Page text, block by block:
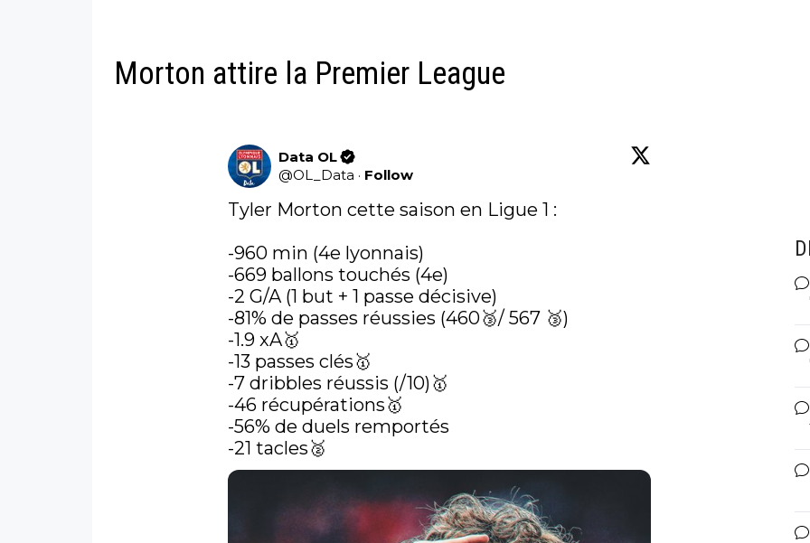
Morton attire la Premier League
Data OL
@OL_Data · Follow
Tyler Morton cette saison en Ligue 1 :
-960 min (4e lyonnais)
-669 ballons touchés (4e)
-2 G/A (1 but + 1 passe décisive)
-81% de passes réussies (460🥉/ 567 🥉)
-1.9 xA🥇
-13 passes clés🥇
-7 dribbles réussis (/10)🥇
-46 récupérations🥇
-56% de duels remportés
-21 tacles🥈